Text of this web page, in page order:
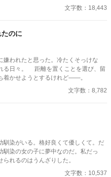
泣き寝入りするしかなかった。
文字数：18,443
のに
われたと思った。冷たくそっけな
る日々。 距離を置くことを選び、留
着かせようとするけれど——。
文字数：8,782
馴染がいる。格好良くて優しくて。だ
馴染の女の子に夢中なのだ。私だっ
れるのはうんざりした。
文字数：10,537